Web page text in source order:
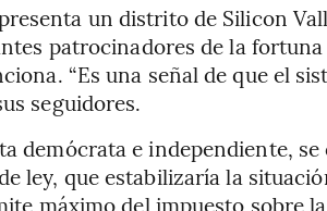
un distrito de Silicon
patrocinadores de la fortuna
“Es una señal de que el
seguidores.
demócrata e independiente,
ley, que estabilizaría la
máximo del impuesto sobre